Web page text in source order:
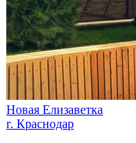
Новая Елизаветка
г. Краснодар